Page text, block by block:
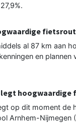
al 87 km aan
en
legt hoogwaardige
op dit moment de
Arnhem-Nijmegen